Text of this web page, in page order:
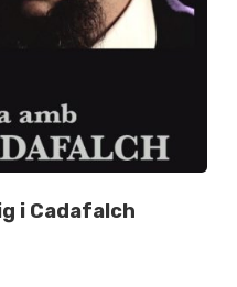
i Cadafalch